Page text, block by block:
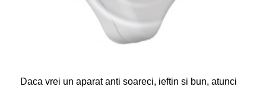
Daca vrei un aparat anti soareci, ieftin si bun, atunci